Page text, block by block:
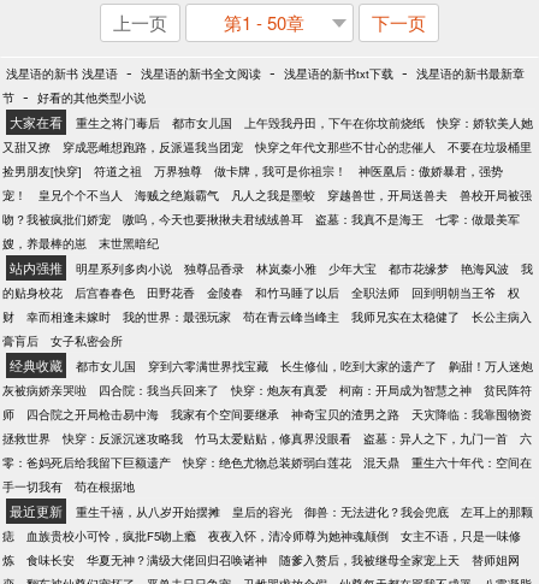
上一页 第1 - 50章 下一页
浅星语的新书 浅星语 - 浅星语的新书全文阅读 - 浅星语的新书txt下载 - 浅星语的新书最新章
节 - 好看的其他类型小说
大家在看 重生之将门毒后 都市女儿国 上午毁我丹田，下午在你坟前烧纸
快穿：娇软美人她
又甜又撩
穿成恶雌想跑路，反派逼我当团宠 快穿之年代文那些不甘心的悲催人
不要在垃圾桶里
捡男朋友[快穿]
符道之祖 万界独尊 做卡牌，我可是你祖宗！
神医凰后：傲娇暴君，强势
宠！
皇兄个个不当人 海贼之绝巅霸气 凡人之我是墨蛟 穿越兽世，开局送兽夫
兽校开局被强
吻？我被疯批们娇宠
嗷呜，今天也要揪揪夫君绒绒兽耳 盗墓：我真不是海王
七零：做最美军
嫂，养最棒的崽
末世黑暗纪
站内强推 明星系列多肉小说 独尊品香录 林岚秦小雅 少年大宝 都市花缘梦 艳海风波
我
的贴身校花
后宫春春色 田野花香 金陵春 和竹马睡了以后 全职法师 回到明朝当王爷
权
财
幸而相逢未嫁时 我的世界：最强玩家 苟在青云峰当峰主 我师兄实在太稳健了
长公主病入
膏肓后
女子私密会所
经典收藏 都市女儿国 穿到六零满世界找宝藏 长生修仙，吃到大家的遗产了
齁甜！万人迷炮
灰被病娇亲哭啦
四合院：我当兵回来了 快穿：炮灰有真爱 柯南：开局成为智慧之神
贫民阵符
师
四合院之开局枪击易中海 我家有个空间要继承 神奇宝贝的渣男之路
天灾降临：我靠囤物资
拯救世界
快穿：反派沉迷攻略我 竹马太爱贴贴，修真界没眼看 盗墓：异人之下，九门一首
六
零：爸妈死后给我留下巨额遗产
快穿：绝色尤物总装娇弱白莲花 混天鼎
重生六十年代：空间在
手一切我有
苟在根据地
最近更新 重生千禧，从八岁开始摆摊 皇后的容光 御兽：无法进化？我会兜底
左耳上的那颗
痣
血族贵校小可怜，疯批F5吻上瘾 夜夜入怀，清冷师尊为她神魂颠倒
女主不语，只是一味修
炼
食味长安 华夏无神？满级大佬回归召唤诸神 随爹入赘后，我被继母全家宠上天
替师姐网